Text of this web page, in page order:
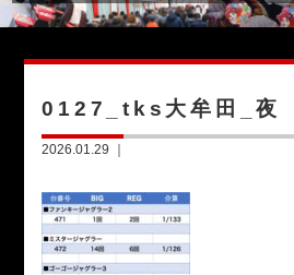
0127_tks大牟田_夜
2026.01.29 ｜